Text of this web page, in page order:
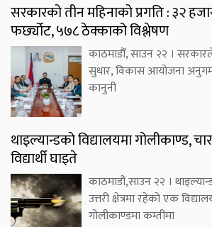
सरकारको तीन महिनाको प्रगति : ३२
फर्छ्योट, ५७८ ठेक्काको विश्लेषण
काठमाडौँ, साउन २२ ।
सुधार, विकास आयोजना
कानुनी
थाइल्यान्डको विद्यालयमा गोलीकाण्ड,
विद्यार्थी घाइते
काठमाडौं,साउन २२ ।
उत्तरी क्षेत्रमा रहेको एक
गोलीकाण्डमा कम्तीमा